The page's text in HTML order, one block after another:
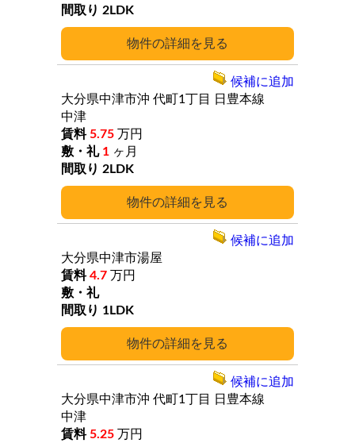
詳細
2LDK
詳細
大分県中津市沖 代町1丁目
日豊本線
中津
5.75 万円
1 ヶ月
2LDK
候補に追加
詳細
大分県中津市湯屋
4.7 万円
1LDK
候補に追加
大分県中津市沖 代町1丁目
日豊本線
中津
5.25 万円
候補に追加